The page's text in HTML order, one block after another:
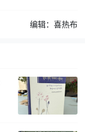
编辑：喜热布